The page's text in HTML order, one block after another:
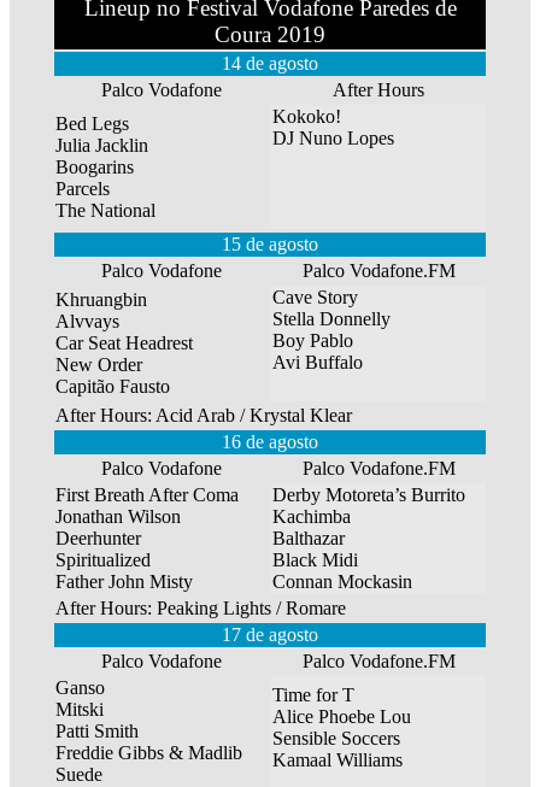
Lineup no Festival Vodafone Paredes de
Coura 2019
14 de agosto
Palco Vodafone
After Hours
Bed Legs
Julia Jacklin
Boogarins
Parcels
The National
Kokoko!
DJ Nuno Lopes
15 de agosto
Palco Vodafone
Palco Vodafone.FM
Khruangbin
Alvvays
Car Seat Headrest
New Order
Capitão Fausto
Cave Story
Stella Donnelly
Boy Pablo
Avi Buffalo
After Hours: Acid Arab / Krystal Klear
16 de agosto
Palco Vodafone
Palco Vodafone.FM
First Breath After Coma
Jonathan Wilson
Deerhunter
Spiritualized
Father John Misty
Derby Motoreta’s Burrito
Kachimba
Balthazar
Black Midi
Connan Mockasin
After Hours: Peaking Lights / Romare
17 de agosto
Palco Vodafone
Palco Vodafone.FM
Ganso
Mitski
Patti Smith
Freddie Gibbs & Madlib
Suede
Time for T
Alice Phoebe Lou
Sensible Soccers
Kamaal Williams